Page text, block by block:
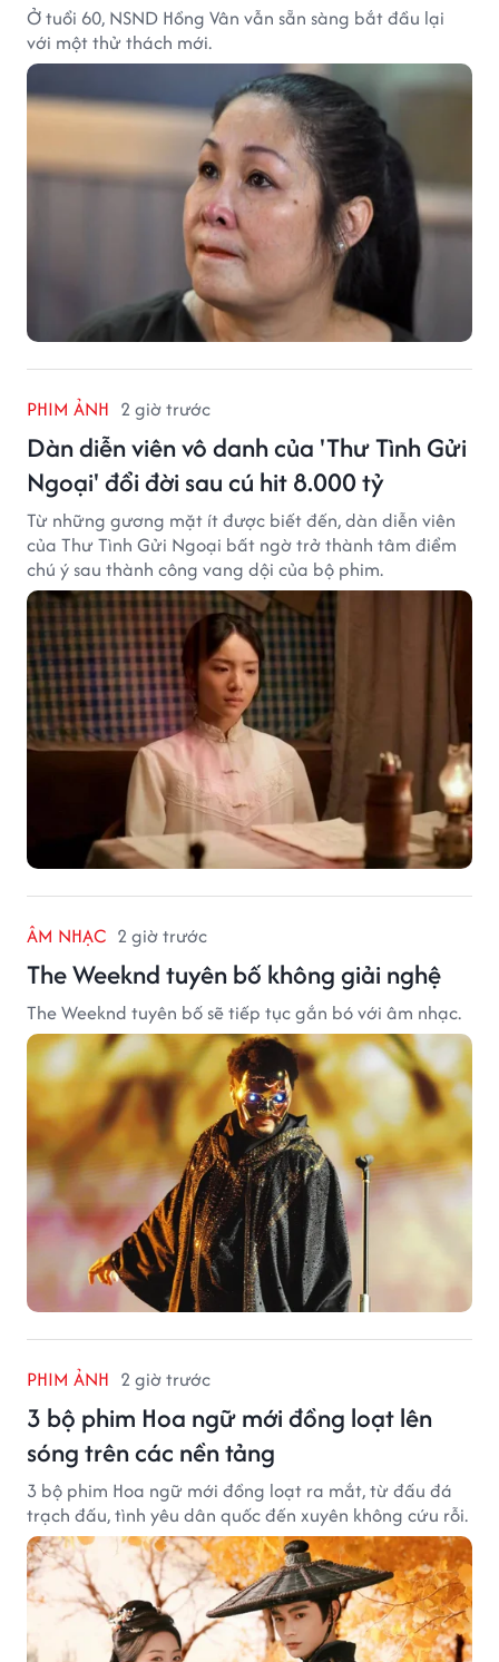
Ở tuổi 60, NSND Hồng Vân vẫn sẵn sàng bắt đầu lại
với một thử thách mới.
PHIM ẢNH 2 giờ trước
Dàn diễn viên vô danh của 'Thư Tình Gửi
Ngoại' đổi đời sau cú hit 8.000 tỷ
Từ những gương mặt ít được biết đến, dàn diễn viên
của Thư Tình Gửi Ngoại bất ngờ trở thành tâm điểm
chú ý sau thành công vang dội của bộ phim.
ÂM NHẠC 2 giờ trước
The Weeknd tuyên bố không giải nghệ
The Weeknd tuyên bố sẽ tiếp tục gắn bó với âm nhạc.
PHIM ẢNH 2 giờ trước
3 bộ phim Hoa ngữ mới đồng loạt lên
sóng trên các nền tảng
3 bộ phim Hoa ngữ mới đồng loạt ra mắt, từ đấu đá
trạch đấu, tình yêu dân quốc đến xuyên không cứu rỗi.